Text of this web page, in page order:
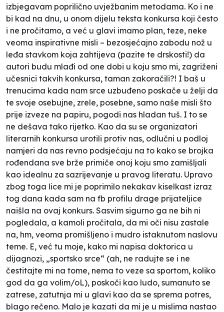
izbjegavam poprilično uvježbanim metodama. Ko i ne
bi kad na dnu, u onom dijelu teksta konkursa koji često
i ne pročitamo, a već u glavi imamo plan, teze, neke
veoma inspirativne misli – bezosjećajno zabodu nož u
leđa stavkom koja zahtijeva (pazite te drskosti!) da
autori budu mlađi od one dobi u koju smo mi, zagriženi
učesnici takvih konkursa, taman zakoračili?! I baš u
trenucima kada nam srce uzbuđeno poskače u želji da
te svoje osebujne, zrele, posebne, samo naše misli što
prije izveze na papiru, pogodi nas hladan tuš. I to se
ne dešava tako rijetko. Kao da su se organizatori
literarnih konkursa urotili protiv nas, odlučni u podloj
namjeri da nas revno podsjećaju na to kako se brojka
rođendana sve brže primiče onoj koju smo zamišljali
kao idealnu za sazrijevanje u pravog literatu. Upravo
zbog toga lice mi je poprimilo nekakav kiselkast izraz
tog dana kada sam na fb profilu drage prijateljice
naišla na ovaj konkurs. Sasvim sigurno ga ne bih ni
pogledala, a kamoli pročitala, da mi oči nisu zastale
na, hm, veoma promišljeno i mudro istaknutom naslovu
teme. E, već tu moje, kako mi napisa doktorica u
dijagnozi, „sportsko srce“ (ah, ne radujte se i ne
čestitajte mi na tome, nema to veze sa sportom, koliko
god da ga volim/oL), poskoči kao ludo, sumanuto se
zatrese, zatutnja mi u glavi kao da se sprema potres,
blago rečeno. Malo je kazati da mi je u mislima nastao